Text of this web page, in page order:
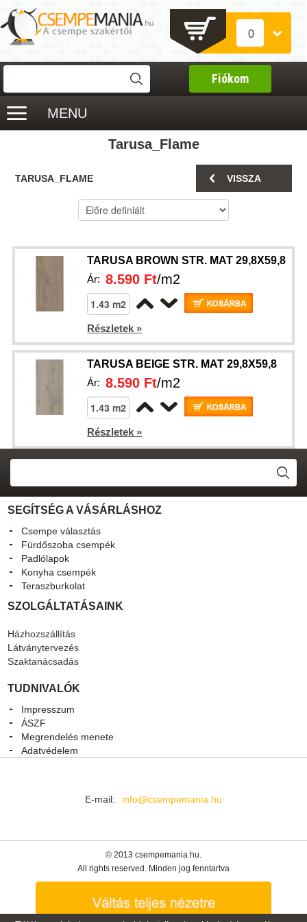
0
Fiókom
MENU
Tarusa_Flame
TARUSA_FLAME VISSZA
TARUSA BROWN STR. MAT 29,8X59,8
Ár:8.590 Ft/m2
Részletek »
TARUSA BEIGE STR. MAT 29,8X59,8
Ár:8.590 Ft/m2
Részletek »
SEGÍTSÉG A VÁSÁRLÁSHOZ
Csempe választás
Fürdőszoba csempék
Padlólapok
Konyha csempék
Teraszburkolat
SZOLGÁLTATÁSAINK
Házhozszállítás
Látványtervezés
Szaktanácsadás
TUDNIVALÓK
Impresszum
ÁSZF
Megrendelés menete
Adatvédelem
E-mail: info@csempemania.hu
© 2013 csempemania.hu.
All rights reserved. Minden jog fenntartva